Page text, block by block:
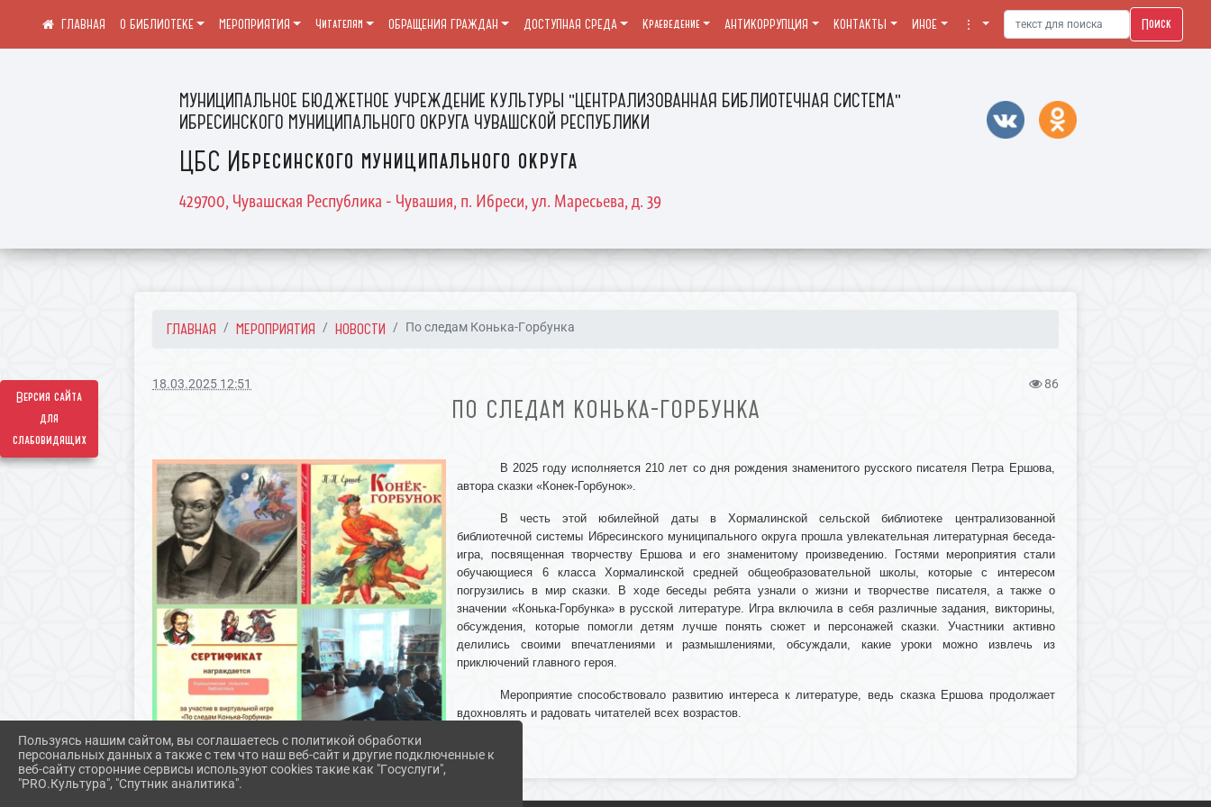
Версия сайта
для
слабовидящих
МУНИЦИПАЛЬНОЕ БЮДЖЕТНОЕ УЧРЕЖДЕНИЕ КУЛЬТУРЫ "ЦЕНТРАЛИЗОВАННАЯ БИБЛИОТЕЧНАЯ СИСТЕМА"
ИБРЕСИНСКОГО МУНИЦИПАЛЬНОГО ОКРУГА ЧУВАШСКОЙ РЕСПУБЛИКИ
ЦБС Ибресинского муниципального округа
429700, Чувашская Республика - Чувашия, п. Ибреси, ул. Маресьева, д. 39
О БИБЛИОТЕКЕ МЕРОПРИЯТИЯ Читателям ОБРАЩЕНИЯ ГРАЖДАН ДОСТУПНАЯ СРЕДА Краеведение АНТИКОРРУПЦИЯ КОНТАКТЫ ИНОЕ ⋮ Поиск
ГЛАВНАЯ МЕРОПРИЯТИЯ НОВОСТИ По следам Конька-Горбунка
18.03.2025 12:51 86
ПО СЛЕДАМ КОНЬКА-ГОРБУНКА
В 2025 году исполняется 210 лет со дня рождения знаменитого русского писателя Петра Ершова,
автора сказки «Конек-Горбунок».
В честь этой юбилейной даты в Хормалинской сельской библиотеке централизованной
библиотечной системы Ибресинского муниципального округа прошла увлекательная литературная беседа-
игра, посвященная творчеству Ершова и его знаменитому произведению. Гостями мероприятия стали
обучающиеся 6 класса Хормалинской средней общеобразовательной школы, которые с интересом
погрузились в мир сказки. В ходе беседы ребята узнали о жизни и творчестве писателя, а также о
значении «Конька-Горбунка» в русской литературе. Игра включила в себя различные задания, викторины,
обсуждения, которые помогли детям лучше понять сюжет и персонажей сказки. Участники активно
делились своими впечатлениями и размышлениями, обсуждали, какие уроки можно извлечь из
приключений главного героя.
Мероприятие способствовало развитию интереса к литературе, ведь сказка Ершова продолжает
вдохновлять и радовать читателей всех возрастов.
Пользуясь нашим сайтом, вы соглашаетесь с политикой обработки
персональных данных а также с тем что наш веб-сайт и другие подключенные к
веб-сайту сторонние сервисы используют cookies такие как "Госуслуги",
"PRO.Культура", "Спутник аналитика".